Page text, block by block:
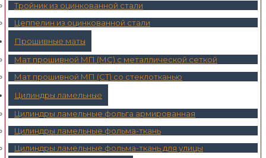
Тройник из оцинкованной стали
Цеппелин из оцинкованной стали
Прошивные маты
Мат прошивной МП (МС) с металлической сеткой
Мат прошивной МП (СТ) со стеклотканью
Цилиндры ламельные
Цилиндры ламельные фольга армированная
Цилиндры ламельные фольма-ткань
Цилиндры ламельные фольма-ткань для улицы